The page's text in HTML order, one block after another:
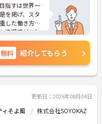
指すは世界一
を掲げ、スタ
した働き方を
清潔感があれ
スタイルで無
張りやチーム
報酬としてし
ションを維持
少なく、月9日
切にできる環
より70歳まで
れているな
無料 紹介してもらう
更新日：2026年08月04日
ィそよ風
株式会社SOYOKAZ